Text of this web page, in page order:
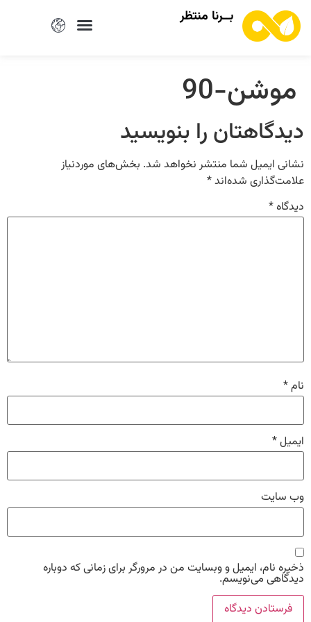
بــرنا منتظر
موشن-90
دیدگاهتان را بنویسید
نشانی ایمیل شما منتشر نخواهد شد. بخش‌های موردنیاز
علامت‌گذاری شده‌اند*
دیدگاه*
نام*
ایمیل*
وب‌ سایت
ذخیره نام، ایمیل و وبسایت من در مرورگر برای زمانی که دوباره
دیدگاهی می‌نویسم.